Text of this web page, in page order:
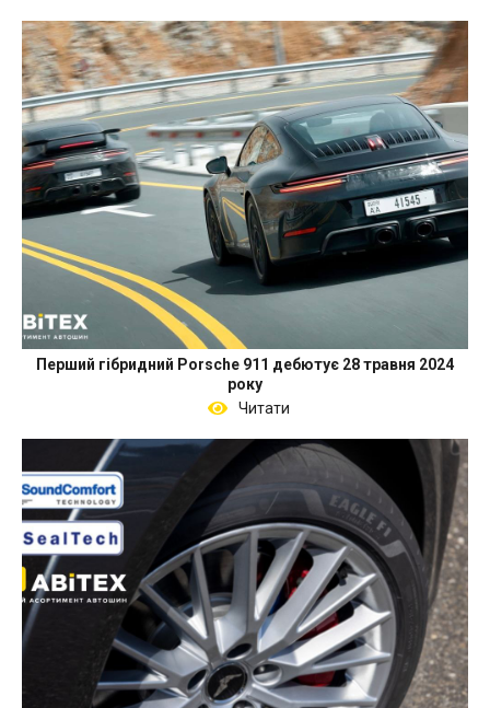
Перший гібридний Porsche 911 дебютує 28 травня 2024
року
Читати